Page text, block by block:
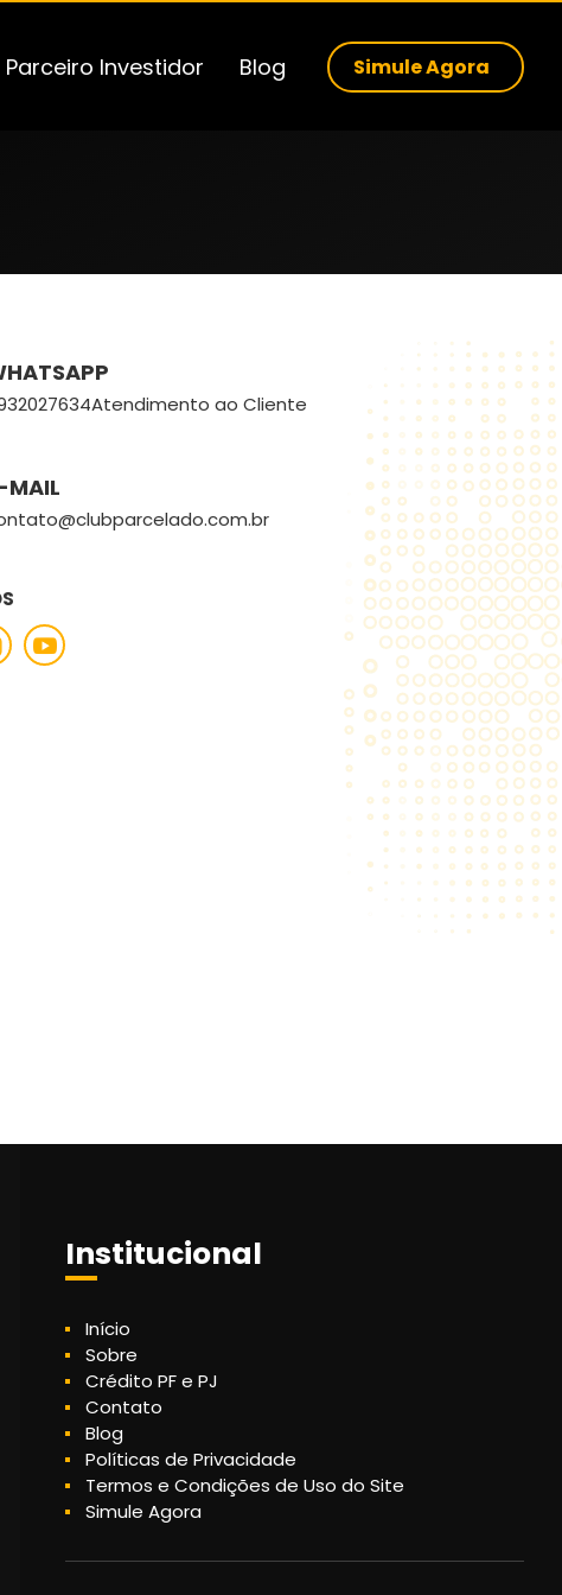
Parceiro Investidor Blog Simule Agora
Atendimento ao Cliente
MAIL
Institucional
Início
Sobre
Crédito PF e PJ
Contato
Blog
Políticas de Privacidade
Termos e Condições de Uso do Site
Simule Agora